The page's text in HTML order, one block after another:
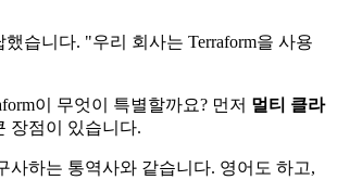
습니다. "우리 회사는 Terraform을 사용
이 무엇이 특별할까요? 먼저 멀티 클라
장점이 있습니다.
사하는 통역사와 같습니다. 영어도 하고,